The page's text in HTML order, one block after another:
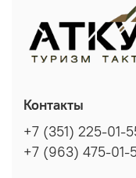
Контакты
+7 (351) 225-01-
+7 (963) 475-01-